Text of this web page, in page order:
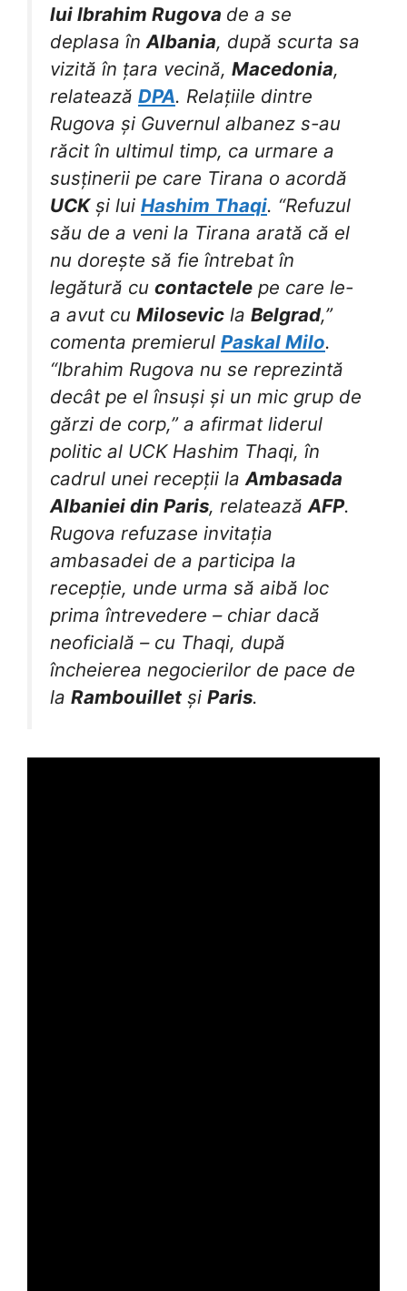
lui Ibrahim Rugova de a se
deplasa înAlbania, după scurta sa
vizită în țara vecină, Macedonia,
relatează DPA. Relațiile dintre
Rugova și Guvernul albanez s-au
răcit în ultimul timp, ca urmare a
susținerii pe care Tirana o acordă
UCKși lui Hashim Thaqi. “Refuzul
său de a veni la Tirana arată că el
nu dorește să fie întrebat în
legătură cu contactele pe care le-
a avut cu Milosevic la Belgrad,”
comenta premierul Paskal Milo.
“Ibrahim Rugova nu se reprezintă
decât pe el însuși și un mic grup de
gărzi de corp,” a afirmat liderul
politic al UCK Hashim Thaqi, în
cadrul unei recepții laAmbasada
Albaniei din Paris, relateazăAFP.
Rugova refuzase invitația
ambasadei de a participa la
recepție, unde urma să aibă loc
prima întrevedere – chiar dacă
neoficială – cu Thaqi, după
încheierea negocierilor de pace de
la Rambouillet și Paris.